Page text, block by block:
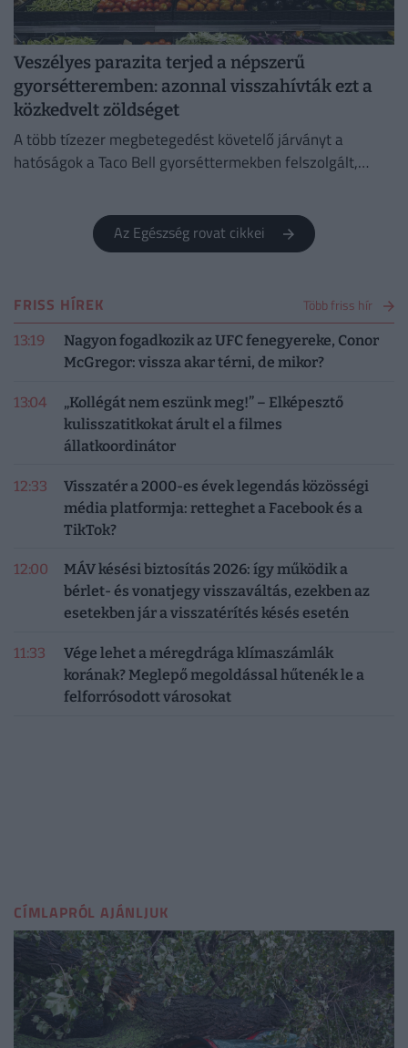
Veszélyes parazita terjed a népszerű
gyorsétteremben: azonnal visszahívták ezt a
közkedvelt zöldséget
A több tízezer megbetegedést követelő járványt a
hatóságok a Taco Bell gyorséttermekben felszolgált,
Az Egészség rovat cikkei
FRISS HÍREK Több friss hír
13:19
Nagyon fogadkozik az UFC fenegyereke, Conor
McGregor: vissza akar térni, de mikor?
13:04
„Kollégát nem eszünk meg!” – Elképesztő
kulisszatitkokat árult el a filmes
állatkoordinátor
12:33
Visszatér a 2000-es évek legendás közösségi
média platformja: retteghet a Facebook és a
TikTok?
12:00
MÁV késési biztosítás 2026: így működik a
bérlet- és vonatjegy visszaváltás, ezekben az
esetekben jár a visszatérítés késés esetén
11:33
Vége lehet a méregdrága klímaszámlák
korának? Meglepő megoldással hűtenék le a
felforrósodott városokat
CÍMLAPRÓL AJÁNLJUK